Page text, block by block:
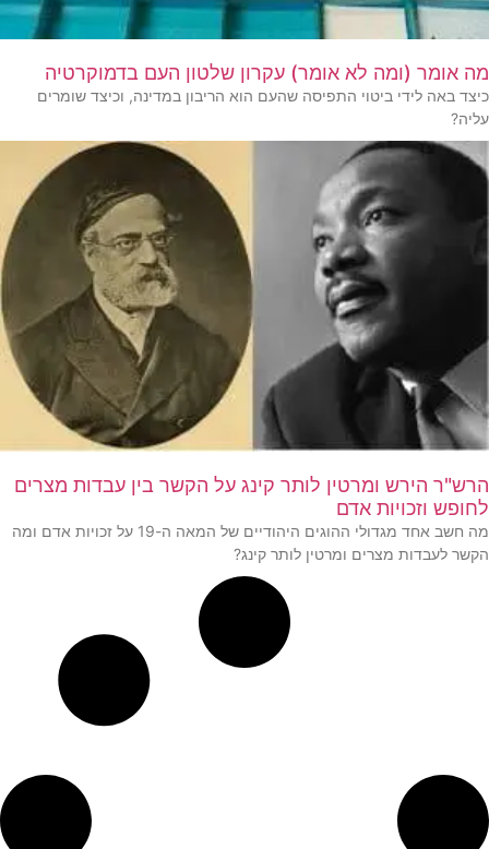
מה אומר (ומה לא אומר) עקרון שלטון העם בדמוקרטיה
כיצד באה לידי ביטוי התפיסה שהעם הוא הריבון במדינה, וכיצד שומרים
עליה?
הרש"ר הירש ומרטין לותר קינג על הקשר בין עבדות מצרים
לחופש וזכויות אדם
מה חשב אחד מגדולי ההוגים היהודיים של המאה ה-19 על זכויות אדם ומה
הקשר לעבדות מצרים ומרטין לותר קינג?